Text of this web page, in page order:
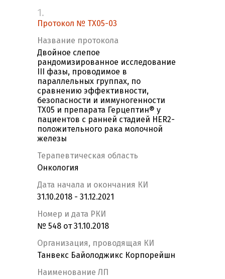
1.
Протокол № TX05-03
Название протокола
Двойное слепое
рандомизированное исследование
III фазы, проводимое в
параллельных группах, по
сравнению эффективности,
безопасности и иммуногенности
TX05 и препарата Герцептин® у
пациентов с ранней стадией HER2-
положительного рака молочной
железы
Терапевтическая область
Онкология
Дата начала и окончания КИ
31.10.2018 - 31.12.2021
Номер и дата РКИ
№ 548 от 31.10.2018
Организация, проводящая КИ
Танвекс Байолоджикс Корпорейшн
Наименование ЛП